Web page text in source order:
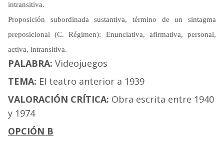
intransitiva.
Proposición subordinada sustantiva, término de un sintagma
preposicional (C. Régimen): Enunciativa, afirmativa, personal,
activa, intransitiva.
PALABRA: Videojuegos
TEMA: El teatro anterior a 1939
VALORACIÓN CRÍTICA: Obra escrita entre 1940
y 1974
OPCIÓN B